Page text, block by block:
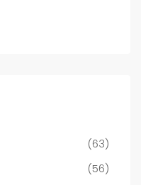
(63)
(56)